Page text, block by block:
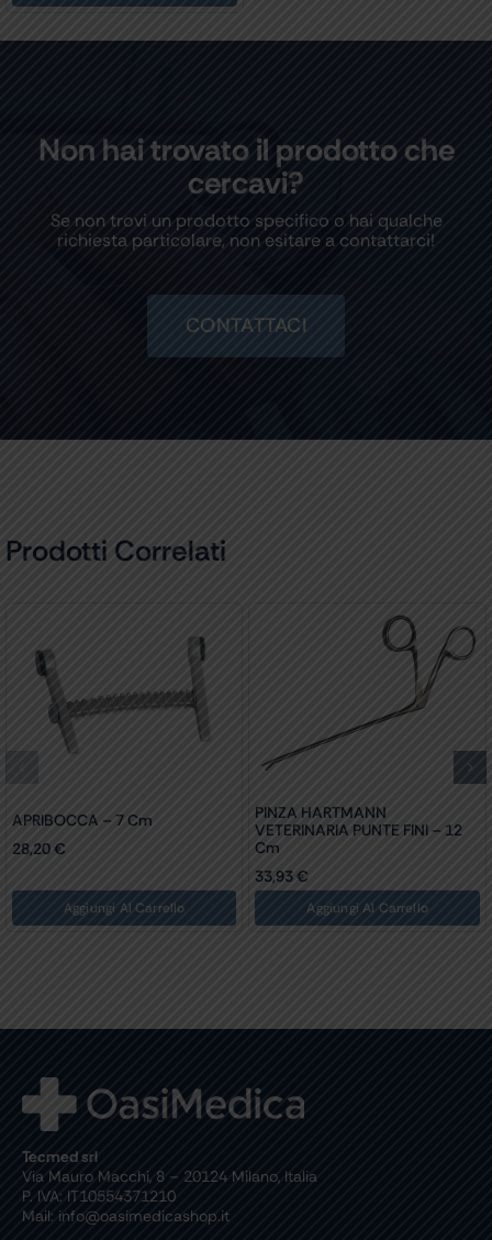
Non hai trovato il prodotto che
cercavi?
Se non trovi un prodotto specifico o hai qualche
richiesta particolare, non esitare a contattarci!
CONTATTACI
Prodotti Correlati
APRIBOCCA – 7 Cm
28,20€
Aggiungi Al Carrello
PINZA HARTMANN
VETERINARIA PUNTE FINI – 12
Cm
33,93€
Aggiungi Al Carrello
Tecmed srl
Via Mauro Macchi, 8 – 20124 Milano, Italia
P. IVA: IT10554371210
Mail: info@oasimedicashop.it